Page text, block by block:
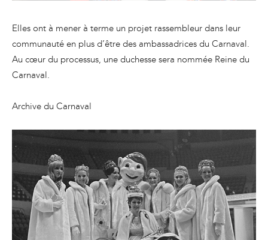
Elles ont à mener à terme un projet rassembleur dans leur
communauté en plus d’être des ambassadrices du Carnaval.
Au cœur du processus, une duchesse sera nommée Reine du
Carnaval.
Archive du Carnaval